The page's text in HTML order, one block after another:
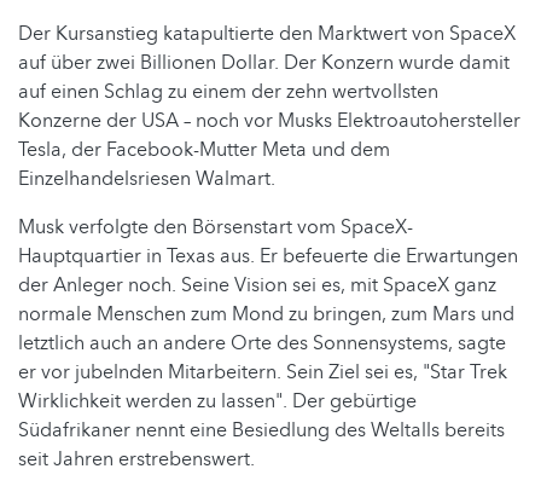
Der Kursanstieg katapultierte den Marktwert von SpaceX
auf über zwei Billionen Dollar. Der Konzern wurde damit
auf einen Schlag zu einem der zehn wertvollsten
Konzerne der USA – noch vor Musks Elektroautohersteller
Tesla, der Facebook-Mutter Meta und dem
Einzelhandelsriesen Walmart.
Musk verfolgte den Börsenstart vom SpaceX-
Hauptquartier in Texas aus. Er befeuerte die Erwartungen
der Anleger noch. Seine Vision sei es, mit SpaceX ganz
normale Menschen zum Mond zu bringen, zum Mars und
letztlich auch an andere Orte des Sonnensystems, sagte
er vor jubelnden Mitarbeitern. Sein Ziel sei es, "Star Trek
Wirklichkeit werden zu lassen". Der gebürtige
Südafrikaner nennt eine Besiedlung des Weltalls bereits
seit Jahren erstrebenswert.